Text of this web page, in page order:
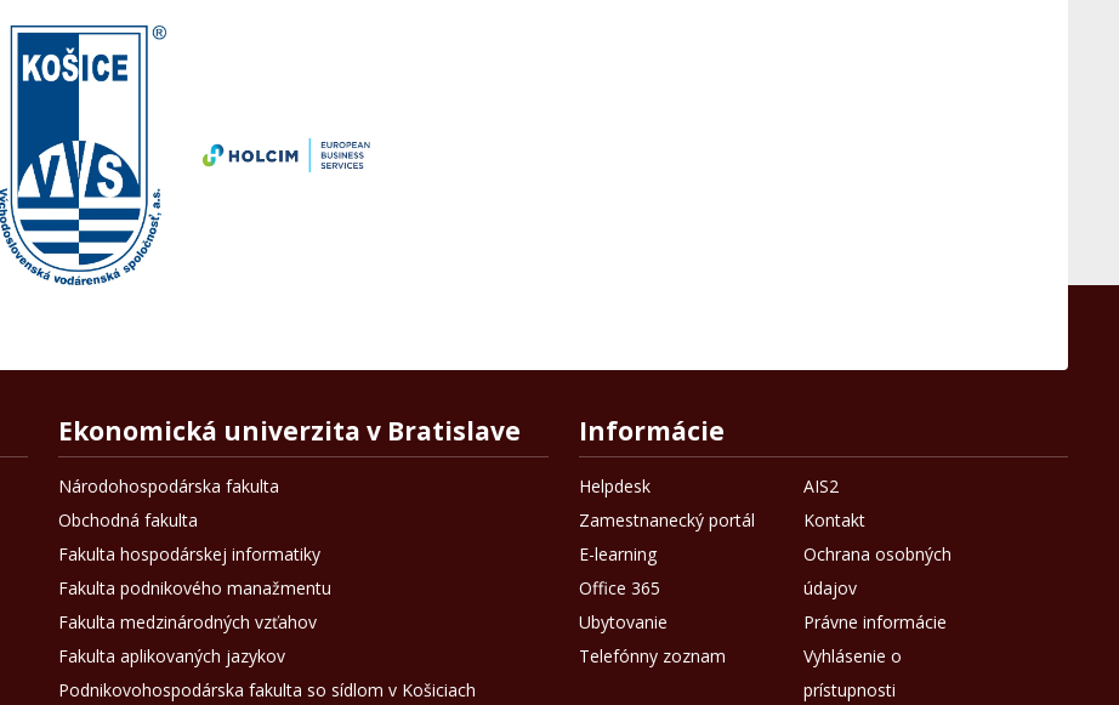
Ekonomická univerzita v Bratislave
Národohospodárska fakulta
Obchodná fakulta
Fakulta hospodárskej informatiky
Fakulta podnikového manažmentu
Fakulta medzinárodných vzťahov
Fakulta aplikovaných jazykov
Podnikovohospodárska fakulta so sídlom v Košiciach
Informácie
Helpdesk
Zamestnanecký portál
E-learning
Office 365
Ubytovanie
Telefónny zoznam
AIS2
Kontakt
Ochrana osobných
údajov
Právne informácie
Vyhlásenie o
prístupnosti